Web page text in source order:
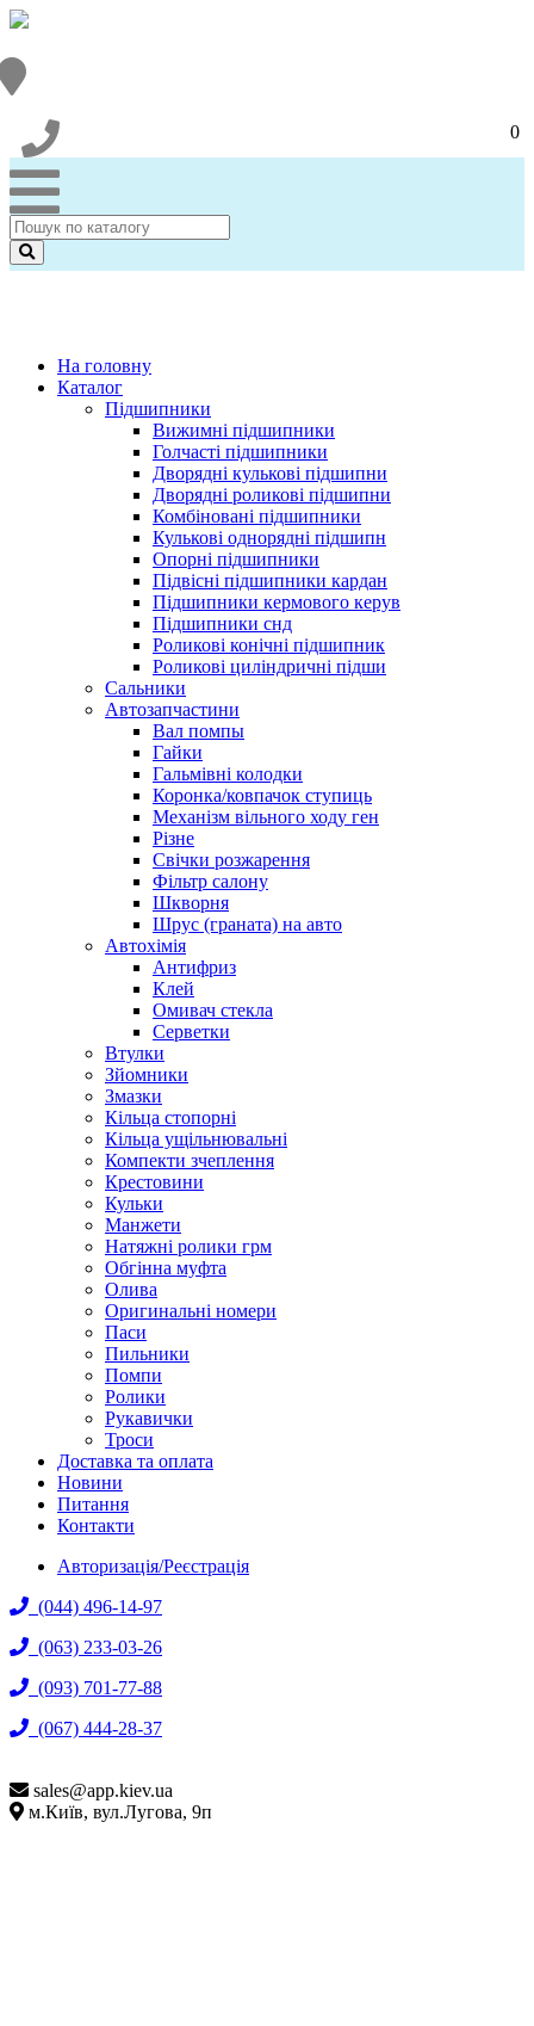
0
На головну
Каталог
Підшипники
Вижимні підшипники
Голчасті підшипники
Дворядні кулькові підшипни
Дворядні роликові підшипни
Комбіновані підшипники
Кулькові однорядні підшипн
Опорні підшипники
Підвісні підшипники кардан
Підшипники кермового керув
Підшипники снд
Роликові конічні підшипник
Роликові циліндричні підши
Сальники
Автозапчастини
Вал помпы
Гайки
Гальмівні колодки
Коронка/ковпачок ступиць
Механізм вільного ходу ген
Різне
Свічки розжарення
Фільтр салону
Шкворня
Шрус (граната) на авто
Автохімія
Антифриз
Клей
Омивач стекла
Серветки
Втулки
Зйомники
Змазки
Кільца стопорні
Кільца ущільнювальні
Компекти зчеплення
Крестовини
Кульки
Манжети
Натяжні ролики грм
Обгінна муфта
Олива
Оригинальні номери
Паси
Пильники
Помпи
Ролики
Рукавички
Троси
Доставка та оплата
Новини
Питання
Контакти
Авторизація/Реєстрація
(044) 496-14-97
(063) 233-03-26
(093) 701-77-88
(067) 444-28-37
sales@app.kiev.ua
м.Київ, вул.Лугова, 9п